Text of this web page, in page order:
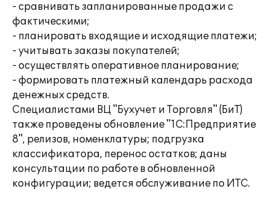
- сравнивать запланированные продажи с
фактическими;
- планировать входящие и исходящие платежи;
- учитывать заказы покупателей;
- осуществлять оперативное планирование;
- формировать платежный календарь расхода
денежных средств.
Специалистами ВЦ "Бухучет и Торговля" (БиТ)
также проведены обновление "1С:Предприятие
8", релизов, номенклатуры; подгрузка
классификатора, перенос остатков; даны
консультации по работе в обновленной
конфигурации; ведется обслуживание по ИТС.